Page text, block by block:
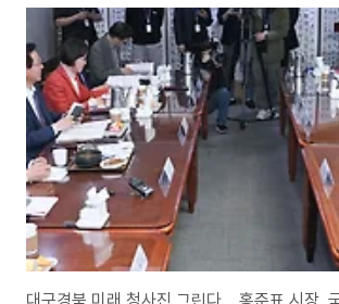
자치와 재정 권한이 빠진 초광역 통합은 자칫 ‘껍데기 통합
비판했다.그는 특히 ▲유초중등 교육 재정의 안정적 확보
성 보장 ▲교육 특구 지정 권한 등이 법적으로 명시되어야
는 통합 지자체 출범 후 발생할 수 있는 교육 현장의 혼란을
인재 양성을 위해서는 독립적..